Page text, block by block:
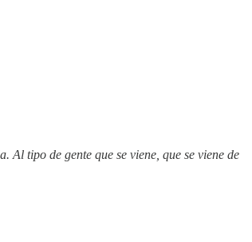
Al tipo de gente que se viene, que se viene de